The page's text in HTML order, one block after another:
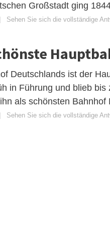
Großstadt ging
Sehen Sie sich die vollständige
Deutschlands ist der
in Führung und blieb
als schönsten
Sehen Sie sich die vollständige